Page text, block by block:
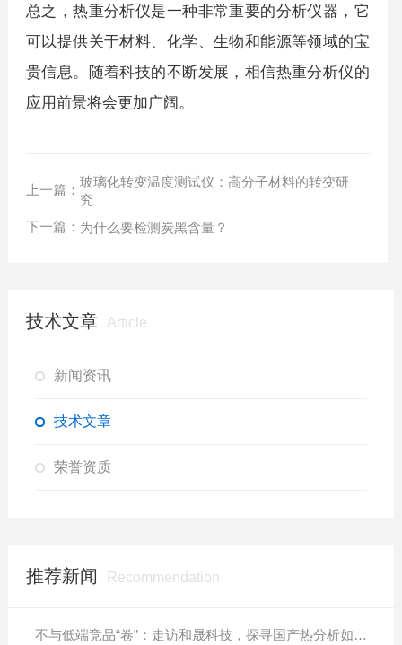
总之，热重分析仪是一种非常重要的分析仪器，它
可以提供关于材料、化学、生物和能源等领域的宝
贵信息。随着科技的不断发展，相信热重分析仪的
应用前景将会更加广阔。
上一篇：
玻璃化转变温度测试仪：高分子材料的转变研
究
下一篇： 为什么要检测炭黑含量？
技术文章 Article
新闻资讯
技术文章
荣誉资质
推荐新闻 Recommendation
不与低端竞品“卷”：走访和晟科技，探寻国产热分析如何行稳致远